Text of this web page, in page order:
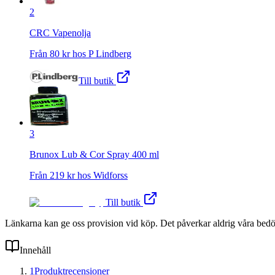
2
CRC Vapenolja
Från 80 kr hos P Lindberg
Till butik
3
Brunox Lub & Cor Spray 400 ml
Från 219 kr hos Widforss
Till butik
Länkarna kan ge oss provision vid köp. Det påverkar aldrig våra
Innehåll
1Produktrecensioner